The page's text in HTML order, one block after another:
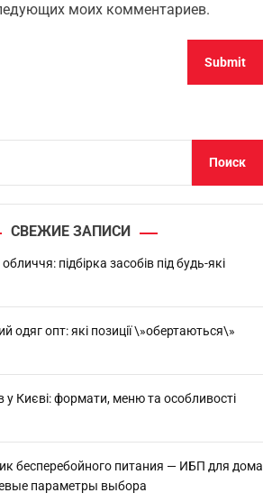
моих комментариев.
СВЕЖИЕ ЗАПИСИ
підбірка засобів під будь-які
одяг опт: які позиції \»обертаються\»
у Києві: формати, меню та особливості
бесперебойного питания — ИБП для дома
параметры выбора